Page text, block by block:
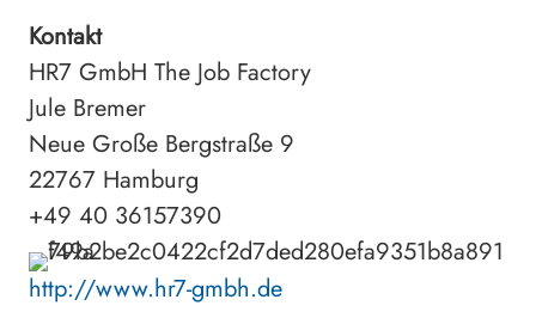
Kontakt
HR7 GmbH The Job Factory
Jule Bremer
Neue Große Bergstraße 9
22767 Hamburg
+49 40 36157390
http://www.hr7-gmbh.de